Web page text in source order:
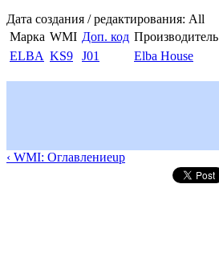
Дата создания / редактирования: All
Марка WMI Доп. код Производитель
ELBA KS9 J01 Elba House
‹ WMI: Оглавлениеup